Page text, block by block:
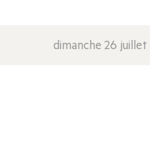
dimanche 26 juillet